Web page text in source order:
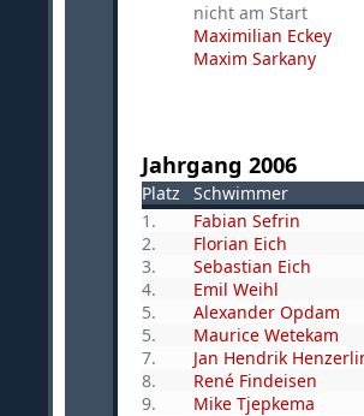
nicht am Start
Maximilian Eckey
Maxim Sarkany
Jahrgang 2006
Platz Schwimmer
1.
Fabian Sefrin
2.
Florian Eich
3.
Sebastian Eich
4.
Emil Weihl
5.
Alexander Opdam
5.
Maurice Wetekam
7.
Jan Hendrik
8.
René Findeisen
9.
Mike Tjepkema